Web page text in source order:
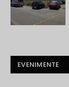
EVENIMENTE